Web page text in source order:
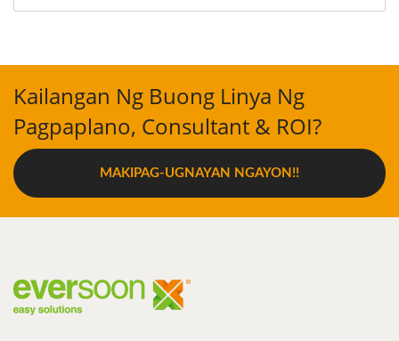
Kailangan Ng Buong Linya Ng
Pagpaplano, Consultant & ROI?
MAKIPAG-UGNAYAN NGAYON!!